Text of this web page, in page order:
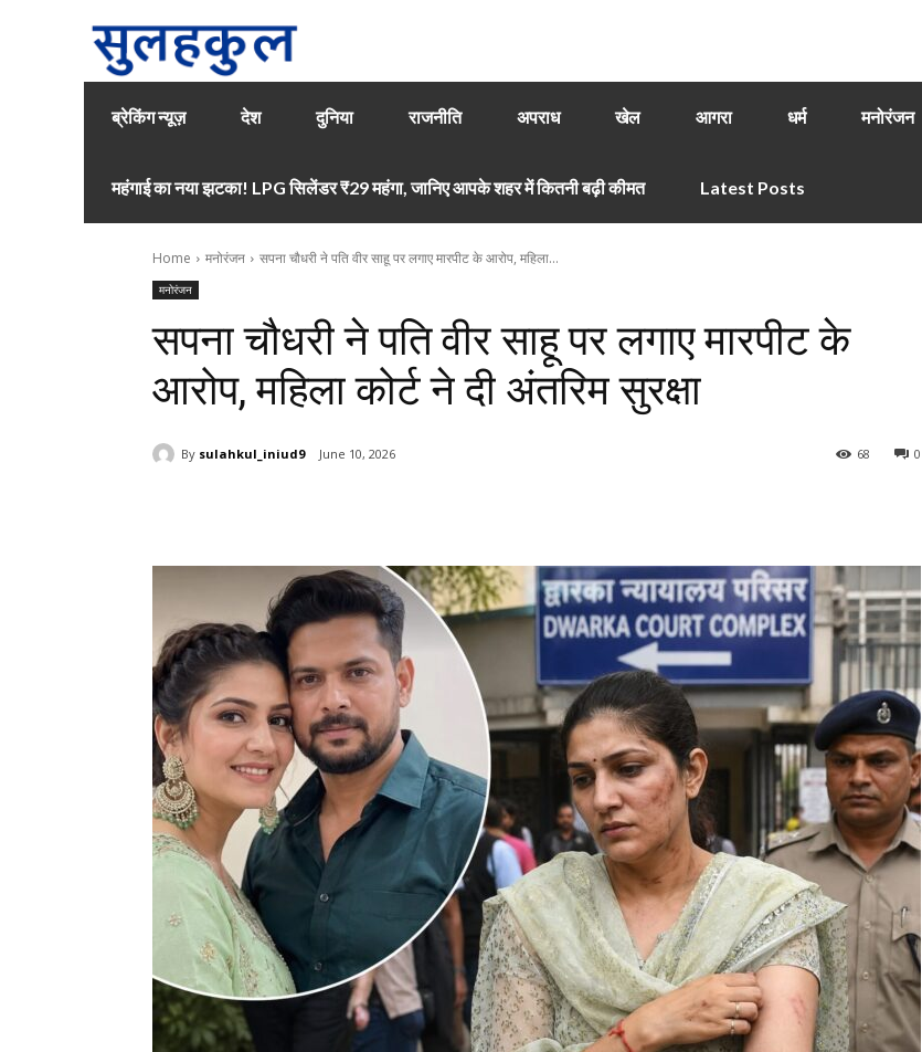
ब्रेकिंग न्यूज़ देश दुनिया राजनीति अपराध खेल आगरा धर्म मनोरंजन
महंगाई का नया झटका! LPG सिलेंडर ₹29 महंगा, जानिए आपके शहर में कितनी बढ़ी कीमत Latest Posts
Home मनोरंजन सपना चौधरी ने पति वीर साहू पर लगाए मारपीट के आरोप, महिला...
मनोरंजन
सपना चौधरी ने पति वीर साहू पर लगाए मारपीट के
आरोप, महिला कोर्ट ने दी अंतरिम सुरक्षा
By sulahkul_iniud9 June 10, 2026 0
68